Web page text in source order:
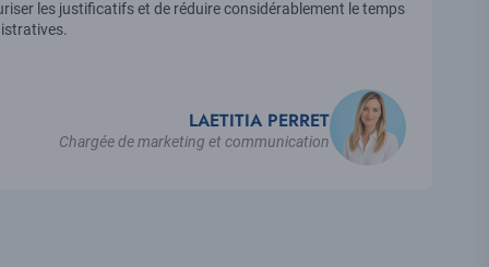
les justificatifs et de réduire considérablement le temps
LAETITIA PERRET
Chargée de marketing et communication